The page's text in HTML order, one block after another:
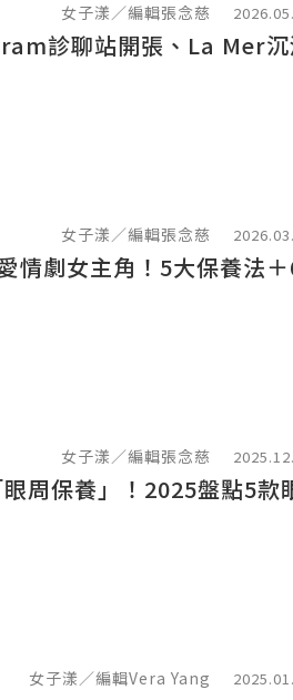
女子漾／編輯張念慈
診聊站開張、La Mer
女子漾／編輯張念慈
情劇女主角！5大保養法
女子漾／編輯張念慈
周保養」！2025盤點5款
女子漾／編輯Vera Yang